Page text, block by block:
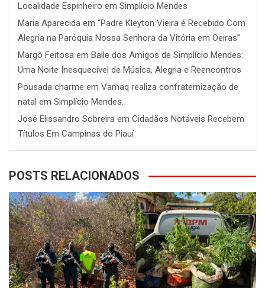
Localidade Espinheiro em Simplício Mendes
Maria Aparecida em “Padre Kleyton Vieira é Recebido Com
Alegria na Paróquia Nossa Senhora da Vitória em Oeiras”
Margô Feitosa em Baile dos Amigos de Simplício Mendes:
Uma Noite Inesquecível de Música, Alegria e Reencontros
Pousada charme em Vamaq realiza confraternização de
natal em Simplício Mendes.
José Elissandro Sobreira em Cidadãos Notáveis Recebem
Títulos Em Campinas do Piauí
POSTS RELACIONADOS